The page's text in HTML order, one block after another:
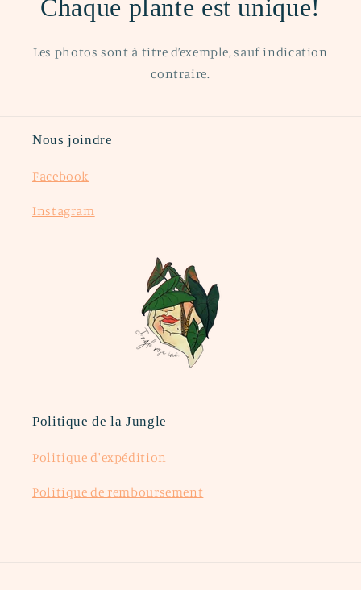
Chaque plante est unique!
Les photos sont à titre d’exemple, sauf indication
contraire.
Nous joindre
Facebook
Instagram
Politique de la Jungle
Politique d'expédition
Politique de remboursement